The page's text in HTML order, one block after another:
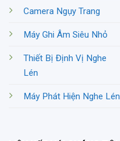
Camera Ngụy Trang
Máy Ghi Âm Siêu Nhỏ
Thiết Bị Định Vị Nghe
Lén
Máy Phát Hiện Nghe Lén